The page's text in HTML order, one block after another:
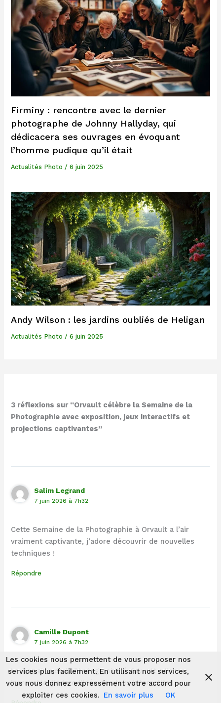
Firminy : rencontre avec le dernier
photographe de Johnny Hallyday, qui
dédicacera ses ouvrages en évoquant
l’homme pudique qu’il était
Actualités Photo /6 juin 2025
Andy Wilson : les jardins oubliés de Heligan
Actualités Photo /6 juin 2025
3 réflexions sur “Orvault célèbre la Semaine de la
Photographie avec exposition, jeux interactifs et
projections captivantes”
Salim Legrand
7 juin 2026 à 7h32
Cette Semaine de la Photographie à Orvault a l’air
vraiment captivante, j’adore découvrir de nouvelles
techniques !
Répondre
Camille Dupont
7 juin 2026 à 7h32
La Semaine de la Photographie à Orvault a l’air
incroyable, j’adore l’idée des jeux interactifs !
Les cookies nous permettent de vous proposer nos
services plus facilement. En utilisant nos services,
vous nous donnez expressément votre accord pour
exploiter ces cookies. En savoir plus OK